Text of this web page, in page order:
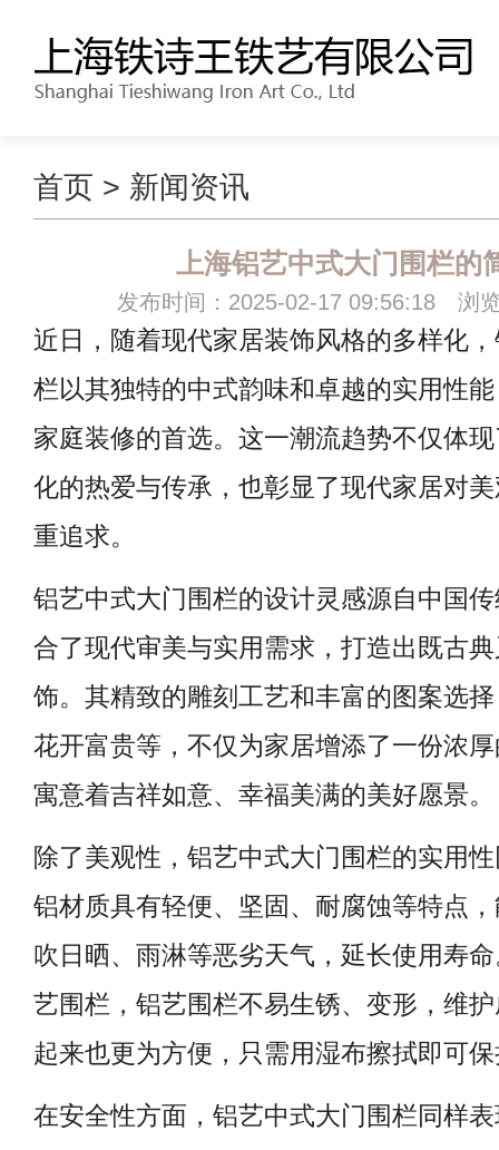
首页 > 新闻资讯
上海铝艺中式大门围栏的
发布时间：2025-02-17 09:56:18 浏
近日，随着现代家居装饰风格的多样化
栏以其独特的中式韵味和卓越的实用性
家庭装修的首选。这一潮流趋势不仅体
化的热爱与传承，也彰显了现代家居对
重追求。
铝艺中式大门围栏的设计灵感源自中国
合了现代审美与实用需求，打造出既古
饰。其精致的雕刻工艺和丰富的图案选
花开富贵等，不仅为家居增添了一份浓
寓意着吉祥如意、幸福美满的美好愿景。
除了美观性，铝艺中式大门围栏的实用
铝材质具有轻便、坚固、耐腐蚀等特点
吹日晒、雨淋等恶劣天气，延长使用寿
艺围栏，铝艺围栏不易生锈、变形，维
起来也更为方便，只需用湿布擦拭即可
在安全性方面，铝艺中式大门围栏同样